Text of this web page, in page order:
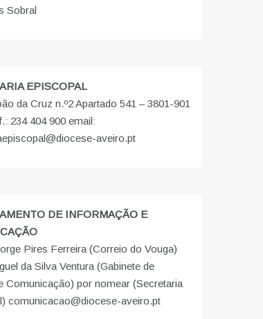
Sobral
EPISCOPAL
da Cruz n.º2 Apartado 541 – 3801-901
234 404 900 email:
aveiro.pt
DE INFORMAÇÃO E
Pires Ferreira (Correio do Vouga)
da Silva Ventura (Gabinete de
Comunicação) por nomear (Secretaria
comunicacao@diocese-aveiro.pt